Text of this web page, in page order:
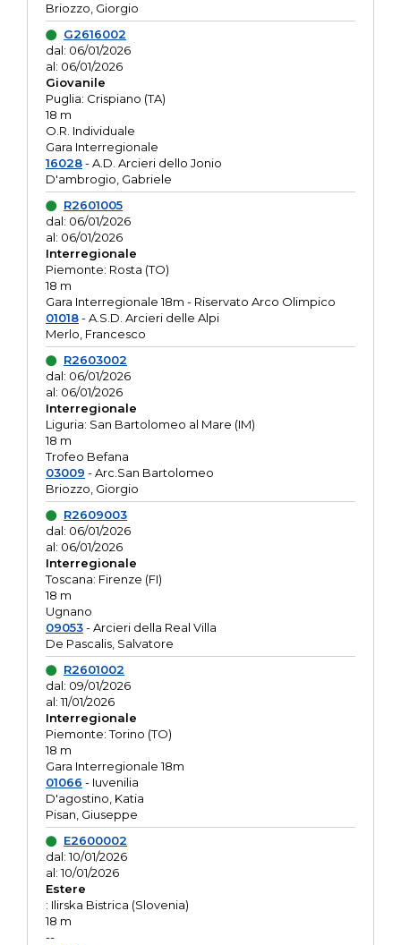
Briozzo, Giorgio
G2616002
dal: 06/01/2026
al: 06/01/2026
Giovanile
Puglia: Crispiano (TA)
18 m
O.R. Individuale
Gara Interregionale
16028- A.D. Arcieri dello Jonio
D'ambrogio, Gabriele
R2601005
dal: 06/01/2026
al: 06/01/2026
Interregionale
Piemonte: Rosta (TO)
18 m
Gara Interregionale 18m - Riservato Arco Olimpico
01018- A.S.D. Arcieri delle Alpi
Merlo, Francesco
R2603002
dal: 06/01/2026
al: 06/01/2026
Interregionale
Liguria: San Bartolomeo al Mare (IM)
18 m
Trofeo Befana
03009 - Arc.San Bartolomeo
Briozzo, Giorgio
R2609003
dal: 06/01/2026
al: 06/01/2026
Interregionale
Toscana: Firenze (FI)
18 m
Ugnano
09053- Arcieri della Real Villa
De Pascalis, Salvatore
R2601002
dal: 09/01/2026
al: 11/01/2026
Interregionale
Piemonte: Torino (TO)
18 m
Gara Interregionale 18m
01066 - Iuvenilia
D'agostino, Katia
Pisan, Giuseppe
E2600002
dal: 10/01/2026
al: 10/01/2026
Estere
: Ilirska Bistrica (Slovenia)
18 m
--